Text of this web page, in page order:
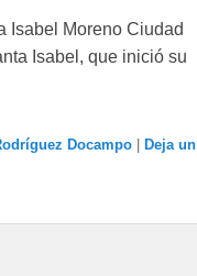
Isabel Moreno Ciudad
Isabel, que inició su
Docampo | Deja un